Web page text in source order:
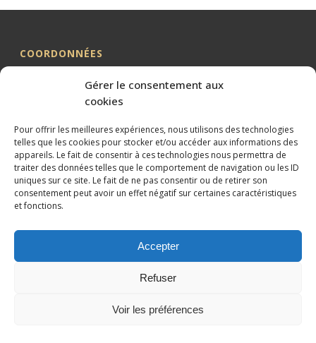
Gérer le consentement aux
cookies
Pour offrir les meilleures expériences, nous utilisons des technologies
telles que les cookies pour stocker et/ou accéder aux informations des
appareils. Le fait de consentir à ces technologies nous permettra de
traiter des données telles que le comportement de navigation ou les ID
uniques sur ce site. Le fait de ne pas consentir ou de retirer son
consentement peut avoir un effet négatif sur certaines caractéristiques
et fonctions.
Accepter
Refuser
Voir les préférences
COORDONNÉES
Me BILLION-PORTE
Cabinet BILLION-PORTE
34000 MONTPELLIER
04 99 62 19 01
09 82 63 51 79
Conception et référencement réalisés par
Mentions légales